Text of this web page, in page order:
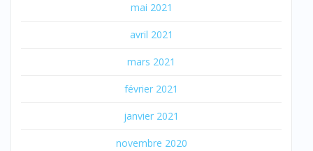
mai 2021
avril 2021
mars 2021
février 2021
janvier 2021
novembre 2020